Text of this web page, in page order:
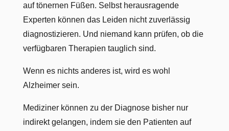
auf tönernen Füßen. Selbst herausragende
Experten können das Leiden nicht zuverlässig
diagnostizieren. Und niemand kann prüfen, ob die
verfügbaren Therapien tauglich sind.
Wenn es nichts anderes ist, wird es wohl
Alzheimer sein.
Mediziner können zu der Diagnose bisher nur
indirekt gelangen, indem sie den Patienten auf